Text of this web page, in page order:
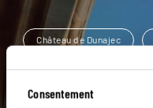
Consentement
Château de Dunajec
Massif des Hautes Tatras
Abbaye de Tyniec